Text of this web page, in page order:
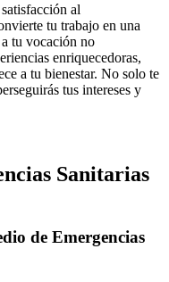
al
tu trabajo en una
tu vocación no
enriquecedoras,
a tu bienestar. No solo te
tus intereses y
Sanitarias
de Emergencias